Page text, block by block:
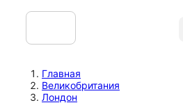
Главная
Великобритания
Лондон